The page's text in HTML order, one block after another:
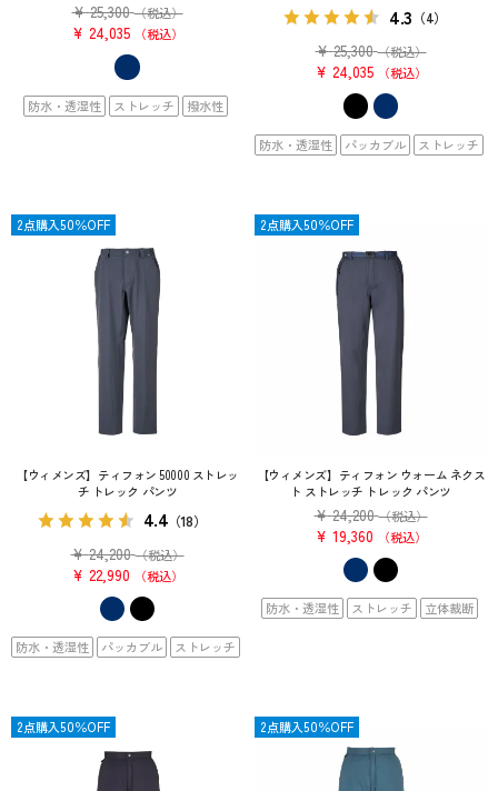
¥ 25,300 （税込）
¥ 24,035 税込
防水・透湿性 ストレッチ 撥水性
4.3 （4）
¥ 25,300 （税込）
¥ 24,035 税込
防水・透湿性 パッカブル ストレッチ
【ウィメンズ】ティフォン 50000 ストレッ
チ トレック パンツ
4.4 （18）
¥ 24,200 （税込）
¥ 22,990 税込
OUTLET
防水・透湿性 パッカブル ストレッチ
2点購入50％OFF
【ウィメンズ】ティフォン ウォーム ネクス
ト ストレッチ トレック パンツ
¥ 24,200 （税込）
¥ 19,360 税込
OUTLET
防水・透湿性 ストレッチ 立体裁断
2点購入50％OFF
OUTLET
2点購入50％OFF OUTLET
2点購入50％OFF